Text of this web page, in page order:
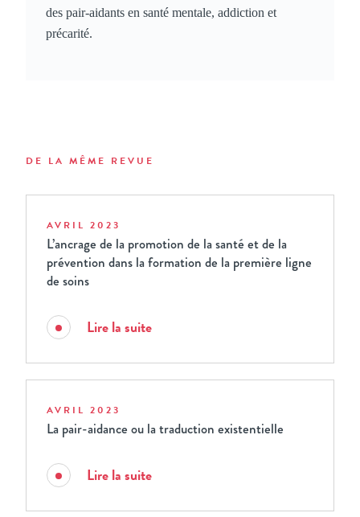
des pair-aidants en santé mentale, addiction et
précarité.
DE LA MÊME REVUE
AVRIL 2023
L’ancrage de la promotion de la santé et de la
prévention dans la formation de la première ligne
de soins
Lire la suite
AVRIL 2023
La pair-aidance ou la traduction existentielle
Lire la suite